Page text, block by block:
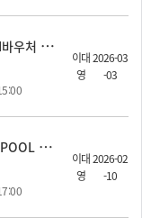
2
026년「AI 통합 바우처 지원사업(AI바우처 지원사업)」모집 공고
이대
영
2026-03
-03
2
026년 AI바우처 지원사업 공급기업 POOL 모집 공고
이대
영
2026-02
-10